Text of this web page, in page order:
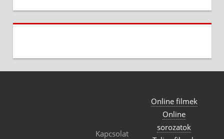
Kapcsolat
Online filmek
Online
sorozatok